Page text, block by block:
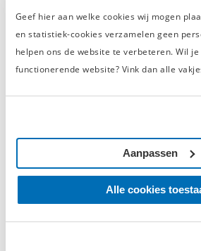
Geef hier aan welke cookies wij mogen
en statistiek-cookies verzamelen geen
helpen ons de website te verbeteren. Wil
functionerende website? Vink dan alle
Alle cookies
Aanpassen
nodig in je
garage, maar ben je beperkt in
wat jij zoekt! De
dragen bij aan een ruime,
garage. Met de wandkasten kun je
papierrollen
De ruime opbergkasten zijn voor